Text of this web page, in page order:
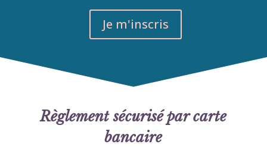
Je m'inscris
Règlement sécurisé par carte
bancaire